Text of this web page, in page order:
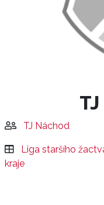
TJ Náchod
Liga staršího
kraje